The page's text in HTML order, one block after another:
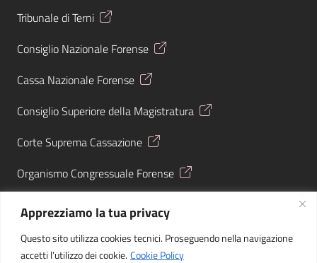
Apprezziamo la tua privacy
Questo sito utilizza cookies tecnici. Proseguendo nella navigazione
accetti l’utilizzo dei cookie. Cookie Policy
Tribunale di Terni
Consiglio Nazionale Forense
Cassa Nazionale Forense
Consiglio Superiore della Magistratura
Corte Suprema Cassazione
Organismo Congressuale Forense
Giustizia Tributaria
Agenzia Entrate